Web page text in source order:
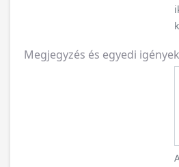
Megjegyzés és egyedi igények